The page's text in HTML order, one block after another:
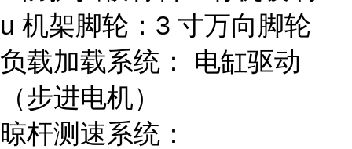
u 机架脚轮：3 寸万向脚轮
负载加载系统： 电缸驱动
（步进电机）
晾杆测速系统：